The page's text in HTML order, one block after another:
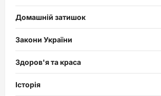
Домашній затишок
Закони України
Здоров'я та краса
Історія